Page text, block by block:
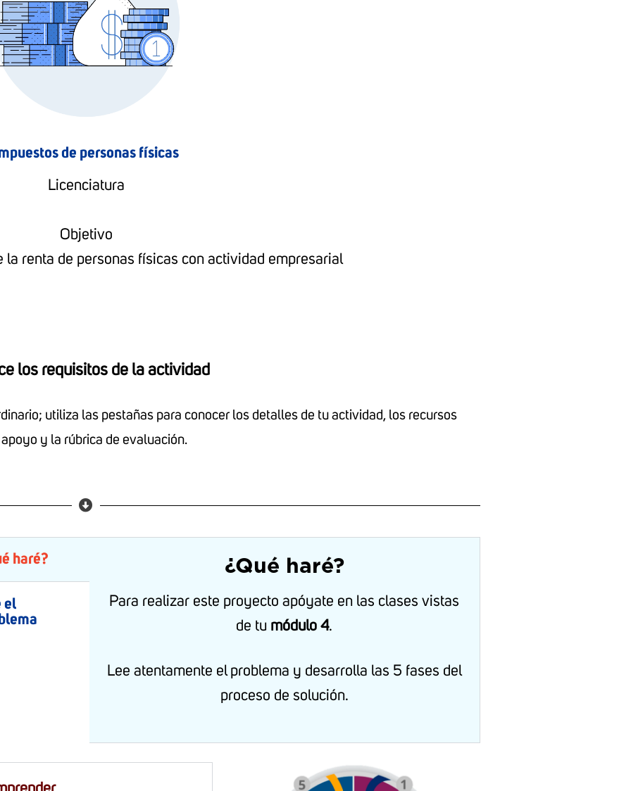
de personas físicas
Licenciatura
Objetivo
la renta de personas físicas con actividad empresarial
los requisitos de la actividad
utiliza las pestañas para conocer los detalles de tu actividad, los recursos
y la rúbrica de evaluación.
haré?
el
¿Qué haré?
Para realizar este proyecto apóyate en las clases vistas
de tu módulo 4.
Lee atentamente el problema y desarrolla las 5 fases del
proceso de solución.